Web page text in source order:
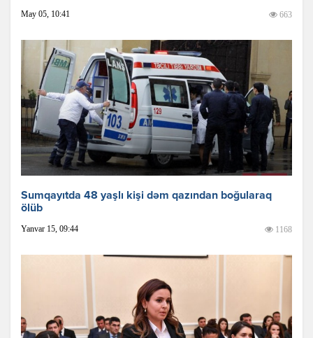
May 05, 10:41 663
Sumqayıtda 48 yaşlı kişi dəm qazından boğularaq
ölüb
Yanvar 15, 09:44 1168